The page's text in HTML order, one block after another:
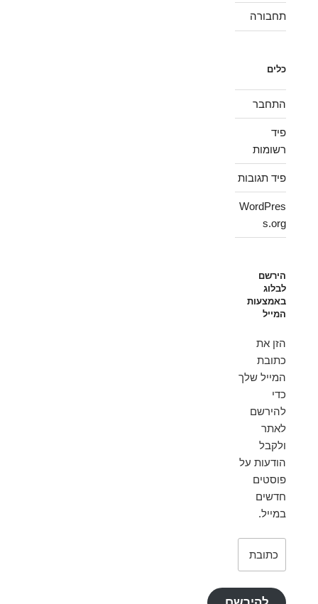
תחבורה
כלים
התחבר
פיד
רשומות
פיד תגובות
WordPres
s.org
הירשם
לבלוג
באמצעות
המייל
הזן את
כתובת
המייל שלך
כדי
להירשם
לאתר
ולקבל
הודעות על
פוסטים
חדשים
במייל.
דואר